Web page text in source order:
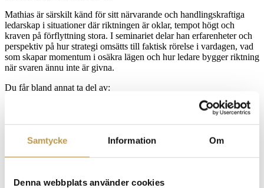
Samtycke Information Om
Denna webbplats använder cookies
Mathias är särskilt känd för sitt närvarande och handlingskraftiga
ledarskap i situationer där riktningen är oklar, tempot högt och
kraven på förflyttning stora. I seminariet delar han erfarenheter och
perspektiv på hur strategi omsätts till faktisk rörelse i vardagen, vad
som skapar momentum i osäkra lägen och hur ledare bygger riktning
när svaren ännu inte är givna.
Du får bland annat ta del av:
Vad som skapar rörelse och momentum i osäkra lägen
Hur kultur, tempo och närvaro påverkar transformation
Konkreta verktyg för att skapa riktning, stabilitet och framdrift
stabilitet, mod och riktning när vägen framåt inte är självklar.